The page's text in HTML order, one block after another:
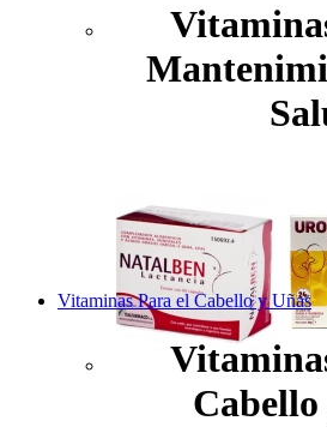
Vitaminas Para el Cabello y Uñas